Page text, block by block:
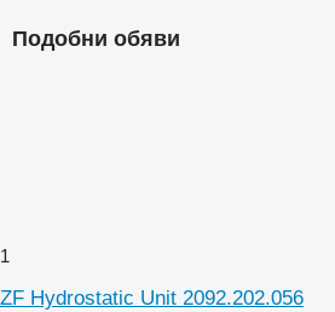
Подобни обяви
1
ZF Hydrostatic Unit 2092.202.056